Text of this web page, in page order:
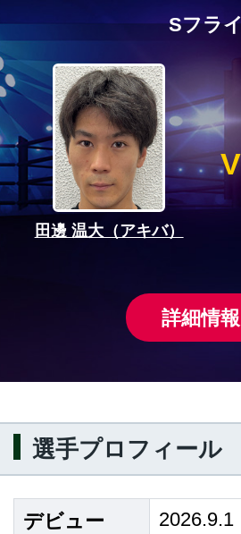
Sフラ
田邊 温大（アキバ）
詳細情
選手プロフィール
デビュー 2026.9.1